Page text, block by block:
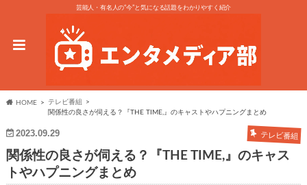
芸能人・有名人の“今”と気になる話題をわかりやすく紹介
HOME
テレビ番組
関係性の良さが伺える？『THE TIME,』のキャストやハプニングまとめ
2023.09.29 テレビ番組
関係性の良さが伺える？『THE TIME,』のキャス
トやハプニングまとめ